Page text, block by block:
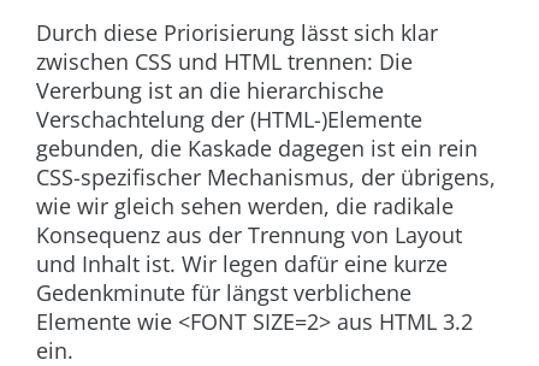
Durch diese Priorisierung lässt sich klar
zwischen CSS und HTML trennen: Die
Vererbung ist an die hierarchische
Verschachtelung der (HTML-)Elemente
gebunden, die Kaskade dagegen ist ein rein
CSS-spezifischer Mechanismus, der übrigens,
wie wir gleich sehen werden, die radikale
Konsequenz aus der Trennung von Layout
und Inhalt ist. Wir legen dafür eine kurze
Gedenkminute für längst verblichene
Elemente wie <FONT SIZE=2> aus HTML 3.2
ein.